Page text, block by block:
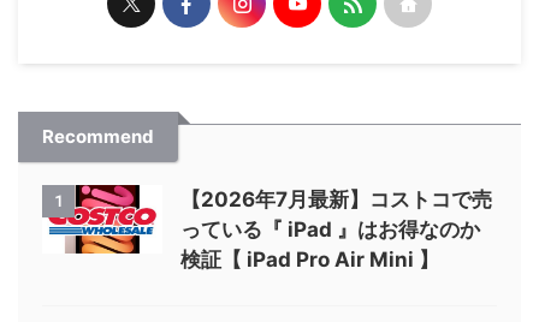
Recommend
1
【2026年7月最新】コストコで売
っている『 iPad 』はお得なのか
検証【 iPad Pro Air Mini 】